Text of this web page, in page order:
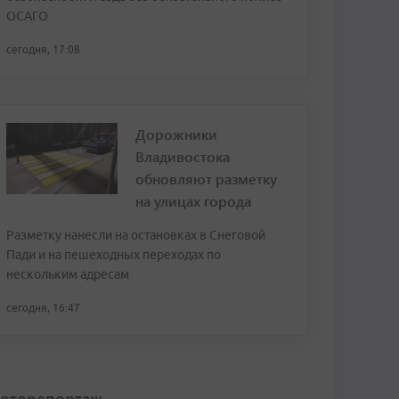
ОСАГО
сегодня, 17:08
Дорожники
Владивостока
обновляют разметку
на улицах города
Разметку нанесли на остановках в Снеговой
Пади и на пешеходных переходах по
нескольким адресам
сегодня, 16:47